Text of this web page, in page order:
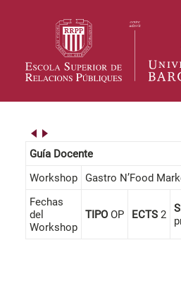
Guía Docente
Workshop
Gastro N’Food
Fechas
del
Workshop
TIPO OP ECTS 2